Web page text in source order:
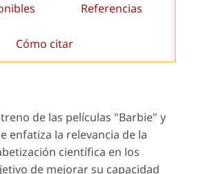
Referencias
Cómo citar
de las películas "Barbie" y
enfatiza la relevancia de la
científica en los
de mejorar su capacidad